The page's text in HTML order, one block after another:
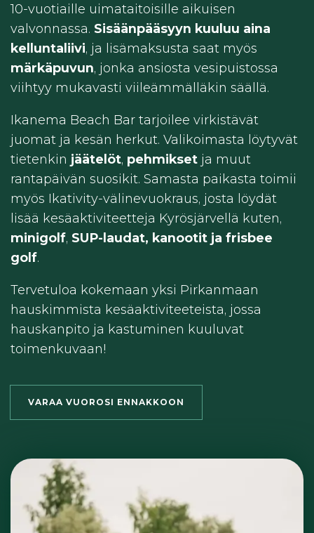
10-vuotiaille uimataitoisille aikuisen
valvonnassa. Sisäänpääsyyn kuuluu aina
kelluntaliivi, ja lisämaksusta saat myös
märkäpuvun, jonka ansiosta vesipuistossa
viihtyy mukavasti viileämmälläkin säällä.
Ikanema Beach Bar tarjoilee virkistävät
juomat ja kesän herkut. Valikoimasta löytyvät
tietenkin jäätelöt, pehmikset ja muut
rantapäivän suosikit. Samasta paikasta toimii
myös Ikativity-välinevuokraus, josta löydät
lisää kesäaktiviteetteja Kyrösjärvellä kuten,
minigolf, SUP-laudat, kanootit ja frisbee
golf.
Tervetuloa kokemaan yksi Pirkanmaan
hauskimmista kesäaktiviteeteista, jossa
hauskanpito ja kastuminen kuuluvat
toimenkuvaan!
VARAA VUOROSI ENNAKKOON